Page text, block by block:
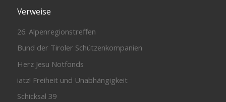
Verweise
26. Alpenregionstreffen
Bund der Tiroler Schützenkompanien
Herz Jesu Notfonds
iatz! Freiheit und Unabhängigkeit
Schicksal 39